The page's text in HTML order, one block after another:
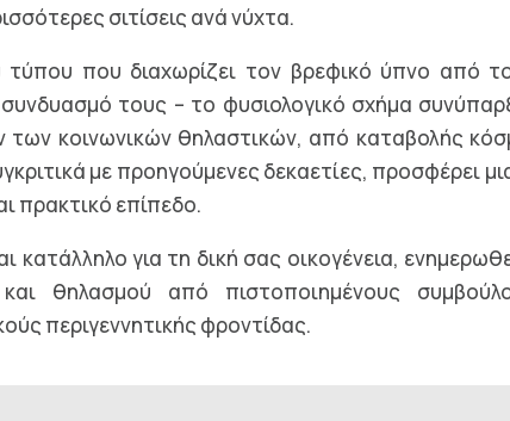
σιτίσεις ανά νύχτα.
τύπου που διαχωρίζει τον βρεφικό ύπνο από
τους – το φυσιολογικό σχήμα
κοινωνικών θηλαστικών, από καταβολής
με προηγούμενες δεκαετίες, προσφέρει
πρακτικό επίπεδο.
για τη δική σας οικογένεια,
θηλασμού από πιστοποιημένους
περιγεννητικής φροντίδας.